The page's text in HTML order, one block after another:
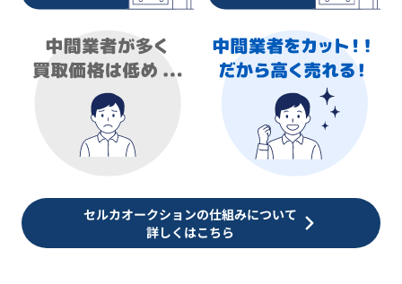
セルカオークションの仕組みについて
詳しくはこちら